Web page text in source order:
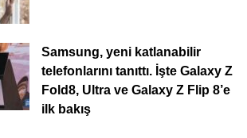
Samsung, yeni katlanabilir
telefonlarını tanıttı. İşte Galaxy Z
Fold8, Ultra ve Galaxy Z Flip 8’e
ilk bakış